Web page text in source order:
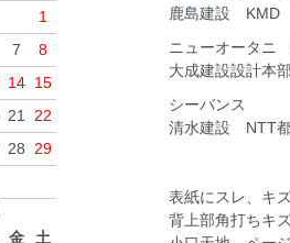
鹿島建設 KMD
ニューオータニ
大成建設設計本部
シーバンス
清水建設 NTT
表紙にスレ、キ
背上部角打ちキズ
1
7
8
14 15
21 22
28 29
金
土